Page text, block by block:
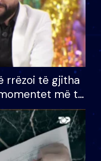
rrëzoi të gjitha
më të
BB VIP: Do më
kur…